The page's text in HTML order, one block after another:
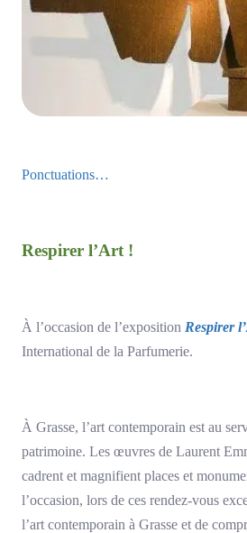
Ponctuations…
Respirer l’Art !
À l’occasion de l’exposition Respirer
International de la Parfumerie.
À Grasse, l’art contemporain est au
patrimoine. Les œuvres de Laurent
cadrent et magnifient places et
l’occasion, lors de ces rendez-vous
l’art contemporain à Grasse et de